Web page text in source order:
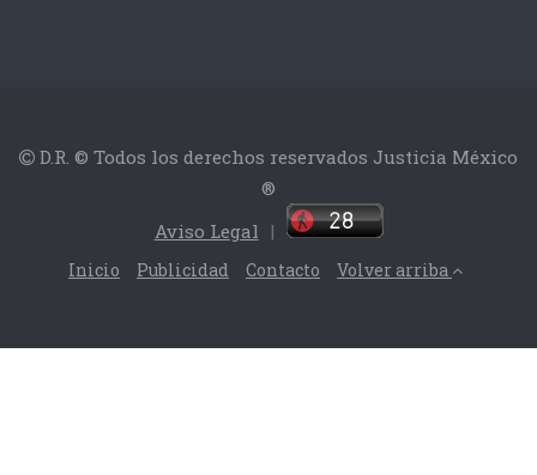
D.R. © Todos los derechos reservados Justicia México
®
Aviso Legal |
Inicio Publicidad Contacto Volver arriba